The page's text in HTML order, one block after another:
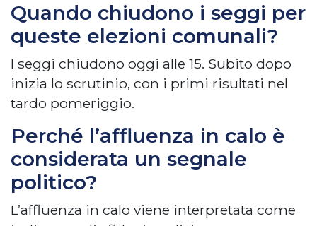
Quando chiudono i seggi per
queste elezioni comunali?
I seggi chiudono oggi alle 15. Subito dopo
inizia lo scrutinio, con i primi risultati nel
tardo pomeriggio.
Perché l’affluenza in calo è
considerata un segnale
politico?
L’affluenza in calo viene interpretata come